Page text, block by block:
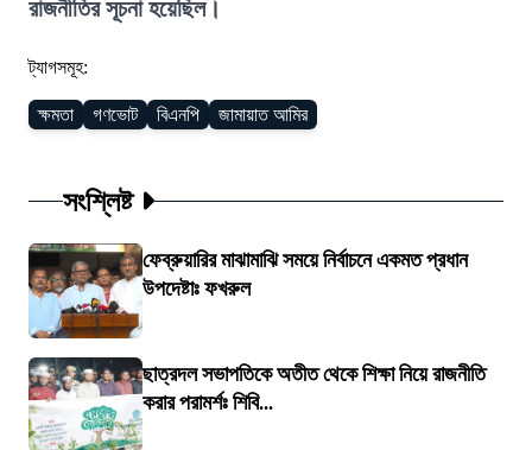
রাজনীতির সূচনা হয়েছিল।
ট্যাগসমূহ:
ক্ষমতা গণভোট বিএনপি জামায়াত আমির
সংশ্লিষ্ট
ফেব্রুয়ারির মাঝামাঝি সময়ে নির্বাচনে একমত প্রধান
উপদেষ্টাঃ ফখরুল
ছাত্রদল সভাপতিকে অতীত থেকে শিক্ষা নিয়ে রাজনীতি
করার পরামর্শঃ শিবি...